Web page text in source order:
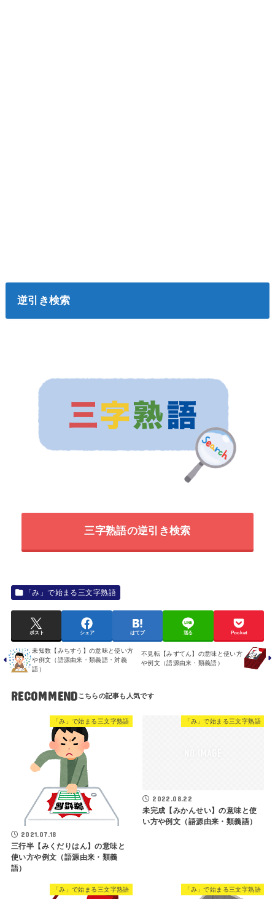
逆引き検索
三字熟語の逆引き検索
「み」で始まる三文字熟語
ポスト シェア はてブ 送る Pocket
未知数【みちすう】の意味と使い方
や例文（語源由来・類義語・対義
語）
不見転【みずてん】の意味と使い方
や例文（語源由来・類義語）
RECOMMEND
「み」で始まる三文字熟語
2021.07.18
三行半【みくだりはん】の意味と
使い方や例文（語源由来・類義
語）
「み」で始まる三文字熟語
2022.08.22
未完成【みかんせい】の意味と使
い方や例文（語源由来・類義語）
「み」で始まる三文字熟語 「み」で始まる三文字熟語